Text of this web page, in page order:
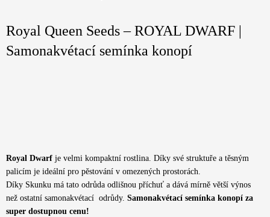
Royal Queen Seeds – ROYAL DWARF |
Samonakvétací semínka konopí
Royal Dwarf je velmi kompaktní rostlina. Díky své struktuře a těsným
palicím je ideální pro pěstování v omezených prostorách.
Díky Skunku má tato odrůda odlišnou příchuť a dává mírně větší výnos
než ostatní samonakvétací odrůdy. Samonakvétací semínka konopí za
super dostupnou cenu!